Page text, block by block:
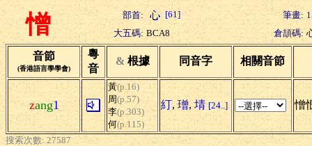
憎 部首: [61] 筆畫:
大五碼: BCA8 倉頡碼:
音節
(香港語言學學會)
粵
音
& 根據 同音字 相關音節
zang1
黃(p.16)
周(p.57)
李(p.303)
何(p.115)
糽, 璔, 埥 [24..] 憎
搜索次數: 27587